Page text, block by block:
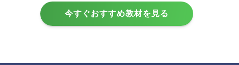
今すぐおすすめ教材を見る